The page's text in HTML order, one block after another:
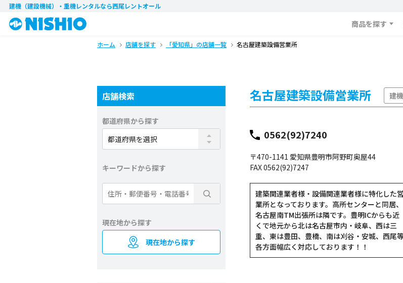
建機（建設機械）・重機レンタルなら西尾レントオール
商品を探す
ホーム 店舗を探す 「愛知県」の店舗一覧 名古屋建築設備営業所
名古屋建築設備営業所 建機
0562(92)7240
〒470-1141 愛知県豊明市阿野町奥屋44
FAX 0562(92)7247
建築関連業者様・設備関連業者様に特化した営
業所となっております。高所センターと同居、
名古屋南TM出張所は隣です。豊明ICからも近
くで地元から北は名古屋市内・岐阜、西は三
重、東は豊田、豊橋、南は刈谷・安城、西尾
各方面幅広く対応しております！！
店舗検索
都道府県から探す
キーワードから探す
現在地から探す
現在地から探す